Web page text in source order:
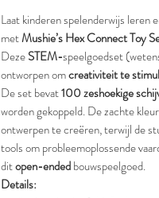
Laat kinderen spelenderwijs leren
metMushie’s Hex Connect Toy
DezeSTEM-speelgoedset
ontworpen omcreativiteit te
De set bevat100 zeshoekige
worden gekoppeld. De zachte
ontwerpen te creëren, terwijl de
tools om probleemoplossende
ditopen-endedbouwspeelgoed.
Details: